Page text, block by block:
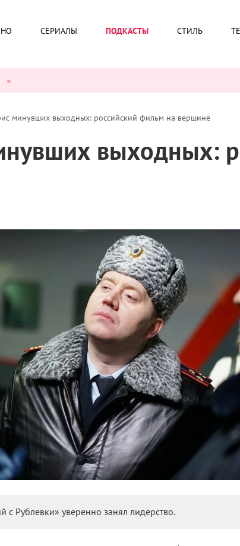
СЕРИАЛЫ ПОДКАСТЫ СТИЛЬ
минувших выходных: российский фильм на вершине
выходных:
Рублевки» уверенно занял лидерство.